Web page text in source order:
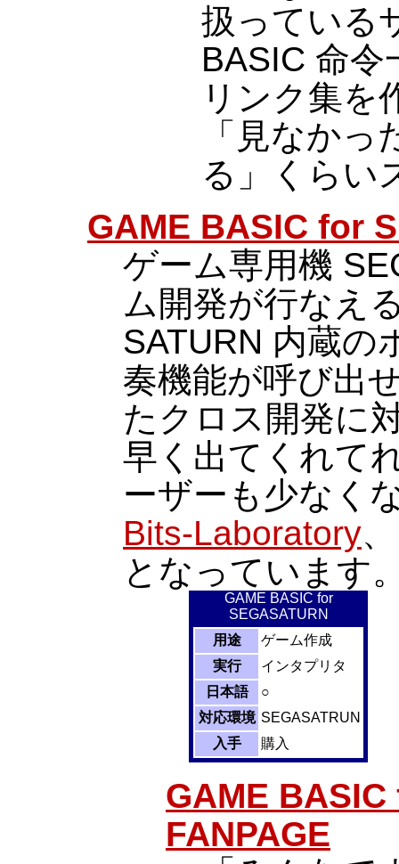
扱っている
BASIC 命
リンク集を
「見なか
る」くらい
GAME BASIC for
ゲーム専用機
ム開発が行なえ
SATURN 内蔵の
奏機能が呼び出
たクロス開発に
早く出てくれて
ーザーも少なく
Bits-Laboratory
となっています
GAME BASIC for
SEGASATURN
用途
ゲーム作成
実行
インタプリタ
日本語
○
対応環境 SEGASATRUN
入手
購入
GAME
FANPAGE